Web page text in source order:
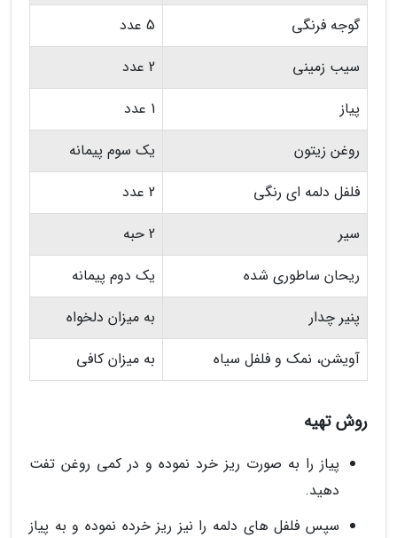
گوجه فرنگی
5 عدد
سیب زمینی
2 عدد
پیاز
1 عدد
روغن زیتون
یک سوم پیمانه
فلفل دلمه ای رنگی
2 عدد
سیر
2 حبه
ریحان ساطوری شده
یک دوم پیمانه
پنیر چدار
به میزان دلخواه
آویشن، نمک و فلفل سیاه
به میزان کافی
روش تهیه
پیاز را به صورت ریز خرد نموده و در کمی روغن تفت
دهید.
سپس فلفل های دلمه را نیز ریز خرده نموده و به پیاز